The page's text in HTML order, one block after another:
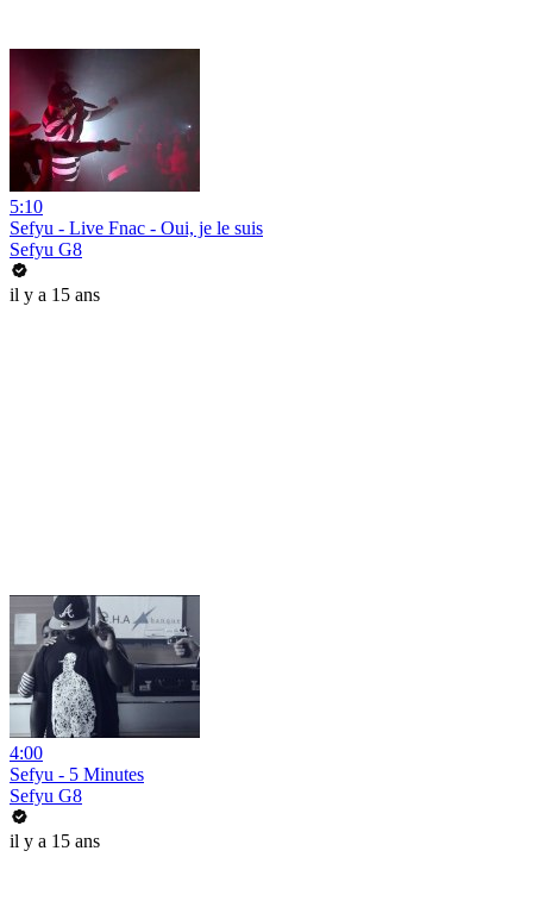
5:10
Sefyu - Live Fnac - Oui, je le suis
Sefyu G8
il y a 15 ans
4:00
Sefyu - 5 Minutes
Sefyu G8
il y a 15 ans